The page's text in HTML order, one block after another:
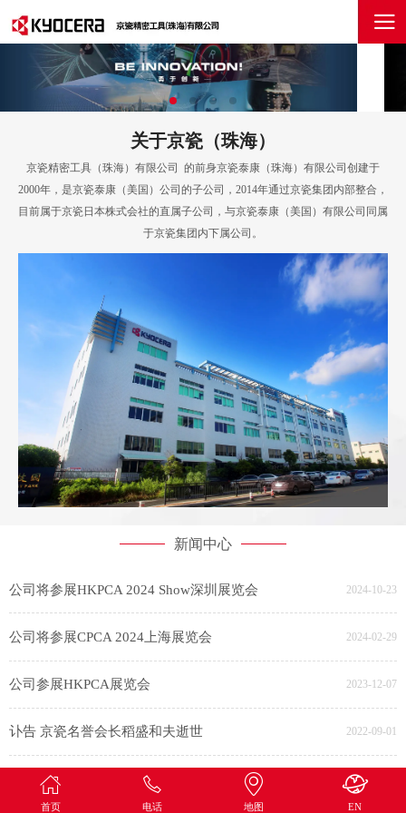
关于京瓷（珠海）
京瓷精密工具（珠海）有限公司 的前身京瓷泰康（珠海）有限公司创建于
2000年，是京瓷泰康（美国）公司的子公司，2014年通过京瓷集团内部整合，
目前属于京瓷日本株式会社的直属子公司，与京瓷泰康（美国）有限公司同属
于京瓷集团内下属公司。
新闻中心
公司将参展HKPCA 2024 Show深圳展览会 2024-10-23
公司将参展CPCA 2024上海展览会 2024-02-29
公司参展HKPCA展览会 2023-12-07
讣告 京瓷名誉会长稻盛和夫逝世 2022-09-01
公司被认定为市级自愿清洁生产企业 2022-04-02
首页 电话 地图 EN